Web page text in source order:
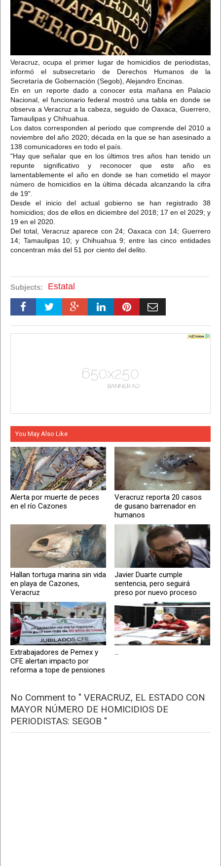
Veracruz, ocupa el primer lugar de homicidios de periodistas,
informó el subsecretario de Derechos Humanos de la
Secretaría de Gobernación (Segob), Alejandro Encinas.
En en un reporte dado a conocer esta mañana en Palacio
Nacional, el funcionario federal mostró una tabla en donde se
observa a Veracruz a la cabeza, seguido de Oaxaca, Guerrero,
Tamaulipas y Chihuahua.
Los datos corresponden al periodo que comprende del 2010 a
noviembre del año 2020; década en la que se han asesinado a
138 comunicadores en todo el país.
"Hay que señalar que en los últimos tres años han tenido un
repunte significativo y reconocer que este año es
lamentablemente el año en donde se han cometido el mayor
número de homicidios en la última década alcanzando la cifra
de 19".
Desde el inicio del actual gobierno se han registrado 38
homicidios; dos de ellos en diciembre del 2018; 17 en el 2029; y
19 en el 2020.
Del total, Veracruz aparece con 24; Oaxaca con 14; Guerrero
14; Tamaulipas 10; y Chihuahua 9; entre las cinco entidades
concentran más del 51 por ciento del delito.
Subjects: Estatal
You May Also Like
Alerta por muerte de peces
en el río Cazones
Veracruz reporta 20 casos
de gusano barrenador en
humanos
Hallan tortuga marina sin vida
en playa de Cazones,
Veracruz
Javier Duarte cumple
sentencia, pero seguirá
preso por nuevo proceso
Extrabajadores de Pemex y
CFE alertan impacto por
reforma a tope de pensiones
...
No Comment to " VERACRUZ, EL ESTADO CON
MAYOR NÚMERO DE HOMICIDIOS DE
PERIODISTAS: SEGOB "